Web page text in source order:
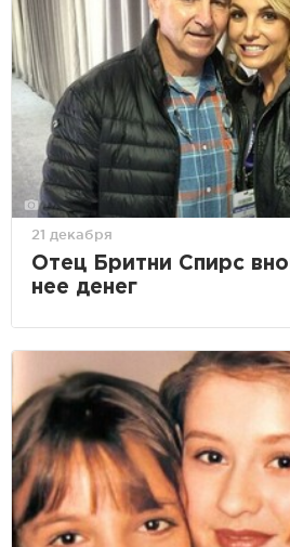
21 декабря
Отец Бритни Спирс
нее денег